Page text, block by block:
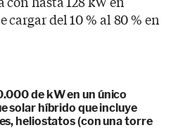
del 10 % al 80 % en
de kW en un único
solar híbrido que incluye
heliostatos (con una torre